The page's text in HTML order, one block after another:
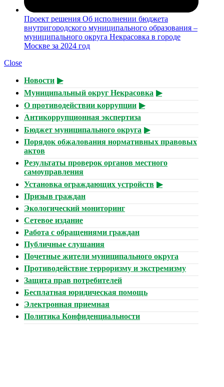
Проект решения Об исполнении бюджета
внутригородского муниципального образования –
муниципального округа Некрасовка в городе
Москве за 2024 год
Close
Новости
Муниципальный округ Некрасовка
О противодействии коррупции
Антикоррупционная экспертиза
Бюджет муниципального округа
Порядок обжалования нормативных правовых
актов
Результаты проверок органов местного
самоуправления
Установка ограждающих устройств
Призыв граждан
Экологический мониторинг
Сетевое издание
Работа с обращениями граждан
Публичные слушания
Почетные жители муниципального округа
Противодействие терроризму и экстремизму
Защита прав потребителей
Бесплатная юридическая помощь
Электронная приемная
Политика Конфиденциальности